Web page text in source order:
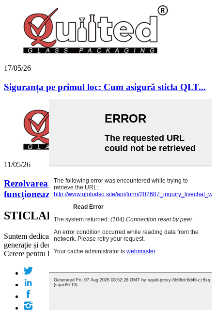
17/05/26
Siguranța pe primul loc: Cum asigură sticla QLT...
11/05/26
Rezolvarea scurgerilor din sticlele de ulei: Cum
funcționează QLT Glass...
STICLAR
Suntem dedicați să vă sprijinim cu măiestria noastră de ultimă
generație și dedicarea autentică.
Cerere pentru lista de prețuri